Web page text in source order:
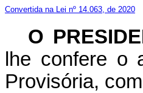
Convertida na Lei nº 14.063, de 2020
O
lhe confere o
Provisória,